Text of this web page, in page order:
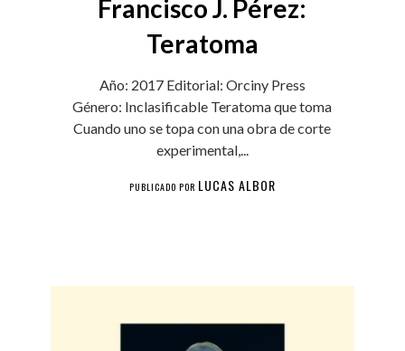
Francisco J. Pérez:
Teratoma
Año: 2017 Editorial: Orciny Press
Género: Inclasificable Teratoma que toma
Cuando uno se topa con una obra de corte
experimental,...
PUBLICADO POR LUCAS ALBOR